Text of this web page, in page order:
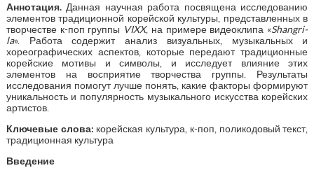
Аннотация.Данная научная работа посвящена исследованию
элементов традиционной корейской культуры, представленных в
творчестве к-поп группы VIXX, на примере видеоклипа «Shangri-
la». Работа содержит анализ визуальных, музыкальных и
хореографических аспектов, которые передают традиционные
корейские мотивы и символы, и исследует влияние этих
элементов на восприятие творчества группы. Результаты
исследования помогут лучше понять, какие факторы формируют
уникальность и популярность музыкального искусства корейских
артистов.
Ключевые слова: корейская культура, к-поп, поликодовый текст,
традиционная культура
Введение